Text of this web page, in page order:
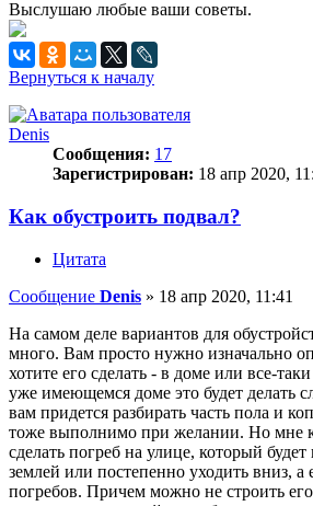
Выслушаю любые ваши советы.
Вернуться к началу
Denis
Сообщения: 17
Зарегистрирован: 18 апр 2020,
Как обустроить подвал?
Цитата
Сообщение Denis » 18 апр 2020, 11:41
На самом деле вариантов для
много. Вам просто нужно изначально
хотите его сделать - в доме или все-
уже имеющемся доме это будет делать
вам придется разбирать часть пола и
тоже выполнимо при желании. Но мне
сделать погреб на улице, который
землей или постепенно уходить вниз,
погребов. Причем можно не строить его